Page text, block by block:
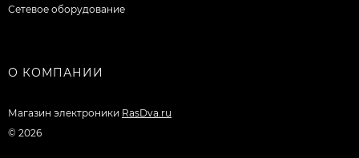
Сетевое оборудование
О КОМПАНИИ
Магазин электроники RasDva.ru
© 2026